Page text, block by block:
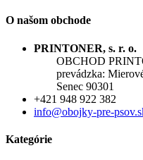
O našom obchode
PRINTONER, s. r. o.
OBCHOD
prevádzka:
Senec 90301
+421 948 922 382
info@obojky-pre-
Kategórie